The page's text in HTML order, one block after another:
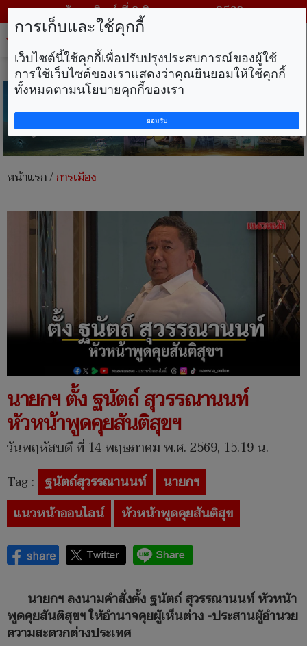
วันอาทิตย์ ที่ 9 สิงหาคม พ.ศ. 2569
หน้าแรก/การเมือง
นายกฯ ตั้ง ฐนัตถ์ สุวรรณานนท์
หัวหน้าพูดคุยสันติสุขฯ
วันพฤหัสบดี ที่ 14 พฤษภาคม พ.ศ. 2569, 15.19 น.
Tag : ฐนัตถ์สุวรรณานนท์
นายกฯ
แนวหน้าออนไลน์
หัวหน้าพูดคุยสันติสุข
นายกฯ ลงนามคำสั่งตั้ง ฐนัตถ์ สุวรรณานนท์ หัวหน้า
พูดคุยสันติสุขฯ ให้อำนาจคุยผู้เห็นต่าง -ประสานผู้อำนวย
ความสะดวกต่างประเทศ
การเก็บและใช้คุกกี้
เว็บไซต์นี้ใช้คุกกี้เพื่อปรับปรุงประสบการณ์ของผู้ใช้
การใช้เว็บไซต์ของเราแสดงว่าคุณยินยอมให้ใช้คุกกี้
ทั้งหมดตามนโยบายคุกกี้ของเรา
ยอมรับ